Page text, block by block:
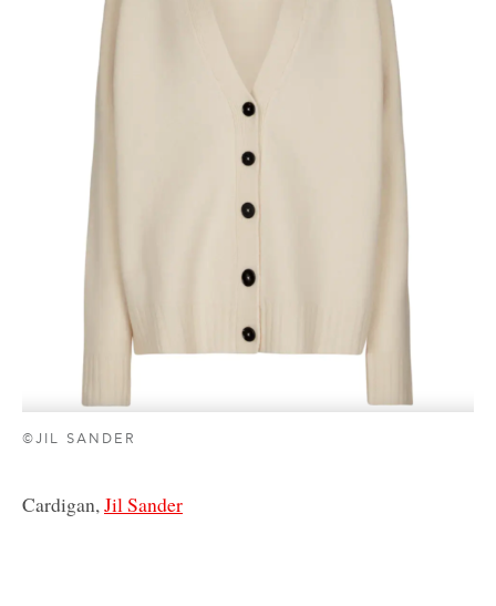
©JIL SANDER
Cardigan,Jil Sander